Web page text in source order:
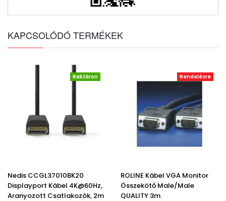
KAPCSOLÓDÓ TERMÉKEK
Raktáron
Nedis CCGL37010BK20
Displayport Kábel 4K@60Hz,
Aranyozott Csatlakozók, 2m
Rendelésre
ROLINE Kábel VGA Monitor
Összekötő Male/Male
QUALITY 3m